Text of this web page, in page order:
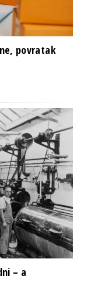
povratak
– a